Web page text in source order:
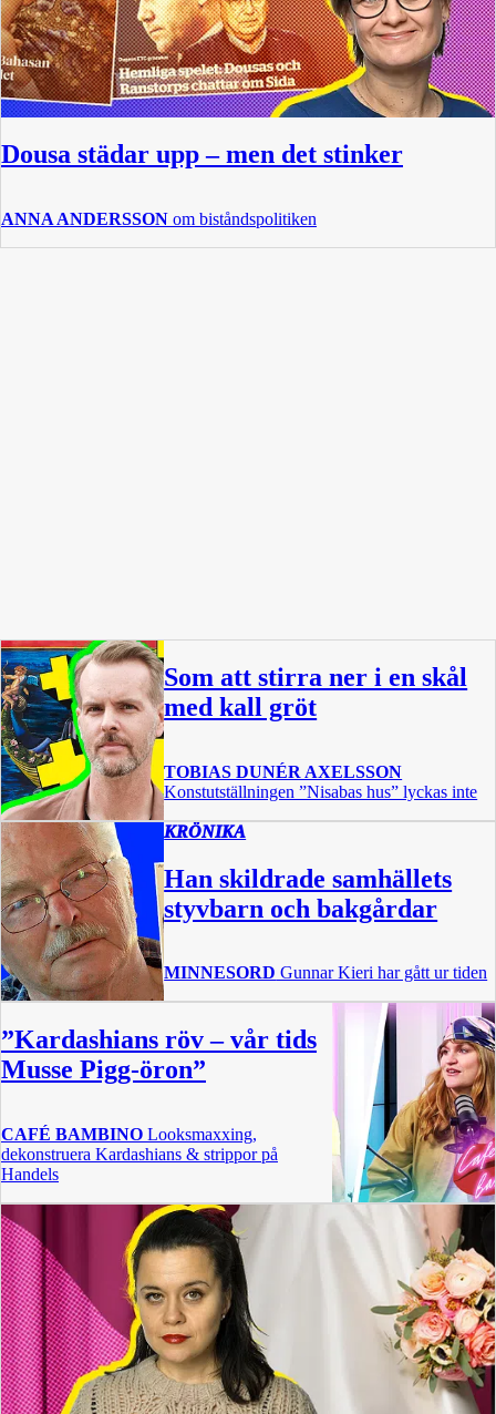
Dousa städar upp – men det stinker
ANNA ANDERSSON om biståndspolitiken
Som att stirra ner i en skål
med kall gröt
TOBIAS DUNÉR AXELSSON
Konstutställningen ”Nisabas hus” lyckas inte
KRÖNIKA
Han skildrade samhällets
styvbarn och bakgårdar
MINNESORD Gunnar Kieri har gått ur tiden
”Kardashians röv – vår tids
Musse Pigg-öron”
CAFÉ BAMBINO Looksmaxxing,
dekonstruera Kardashians & strippor på
Handels
1 t 4 m